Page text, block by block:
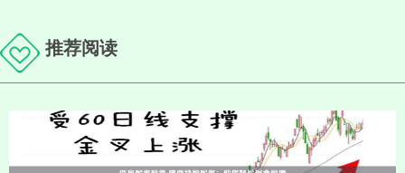
推荐阅读